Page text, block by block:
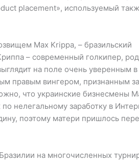
placement», используемый
Max Krippa, – бразильский
– современный голкипер,
на поле очень уверенным в
правым вингером, признанным
что украинские бизнесмены
нелегальному заработку в
поэтому матери пришлось
на многочисленных